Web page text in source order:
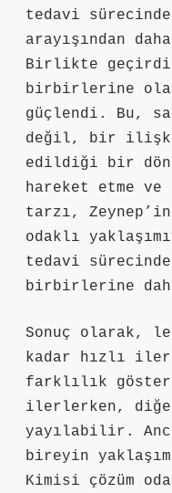
tedavi sürecinde
arayışından
Birlikte
birbirlerine
güçlendi. Bu,
değil, bir
edildiği bir
hareket etme ve
tarzı,
odaklı
tedavi
birbirlerine
Sonuç olarak,
kadar hızlı
farklılık
ilerlerken,
yayılabilir.
bireyin
Kimisi çözüm